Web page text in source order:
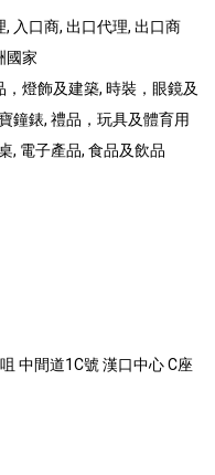
, 入口商, 出口代理, 出口商
國家
，燈飾及建築, 時裝，眼鏡及
鐘錶, 禮品，玩具及體育用
, 電子產品, 食品及飲品
中間道1C號 漢口中心 C座